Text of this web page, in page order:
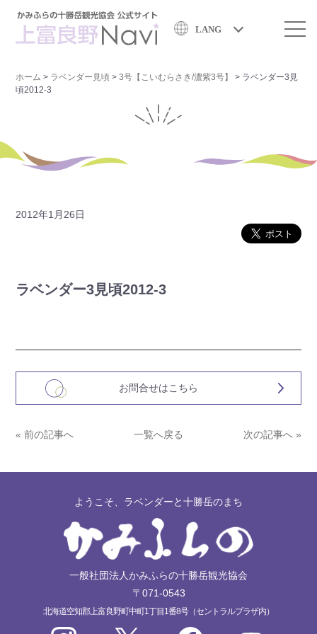
LANG
ホーム > ラベンダー見頃 >3号【こいむらさき/濃紫3号】 > ラベンダー3見
頃2012-3
2012年1月26日
ラベンダー3見頃2012-3
お問合せはこちら
« 前の記事へ 一覧へ戻る 次の記事へ »
ようこそ、ラベンダーと十勝岳のまち
一般社団法人かみふらの十勝岳観光協会
〒071-0543
北海道空知郡上富良野町中町1丁目1番8号（セントラルプラザ内）